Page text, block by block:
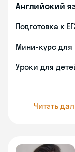
Английский
Подготовка к
Мини-курс для
Уроки для
Читать